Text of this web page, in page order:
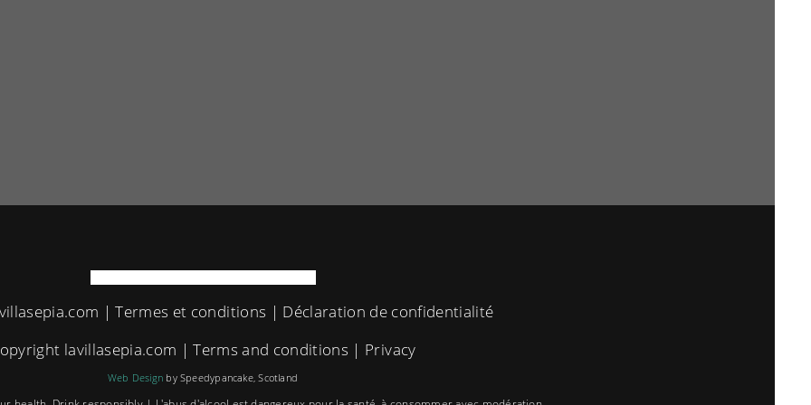
|Termes et conditions | Déclaration de confidentialité
lavillasepia.com |Terms and conditions | Privacy
Web Design by Speedypancake, Scotland